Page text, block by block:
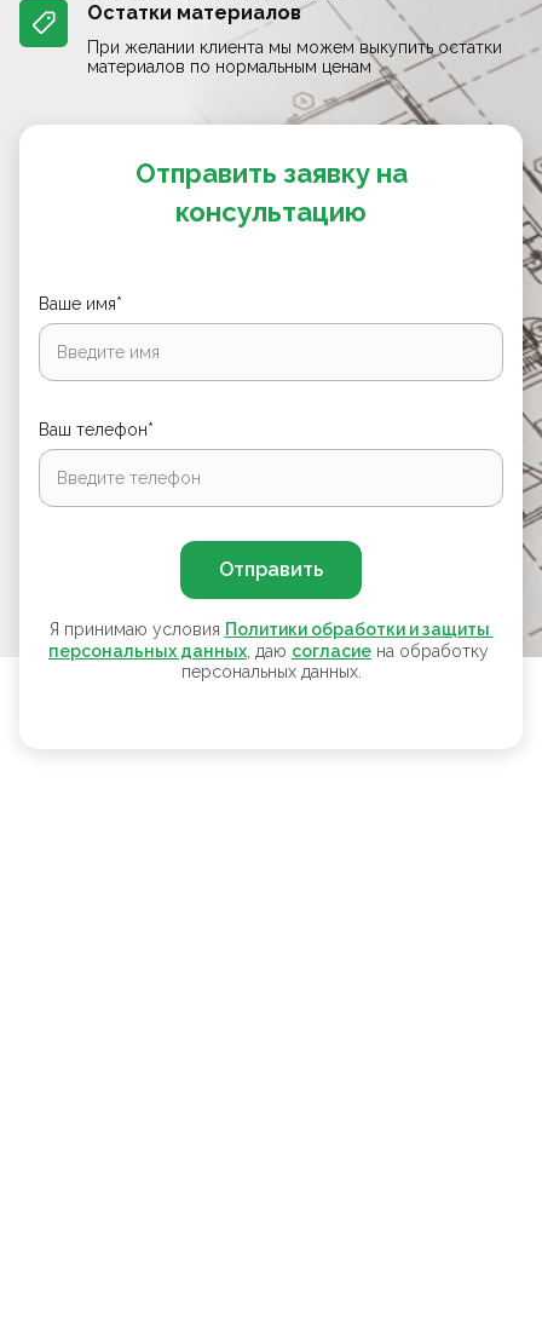
Остатки материалов
При желании клиента мы можем выкупить остатки
материалов по нормальным ценам
Отправить заявку на
консультацию
Ваше имя*
Ваш телефон*
Отправить
Я принимаю условия Политики обработки и защиты
персональных данных , даю согласие на обработку
персональных данных.